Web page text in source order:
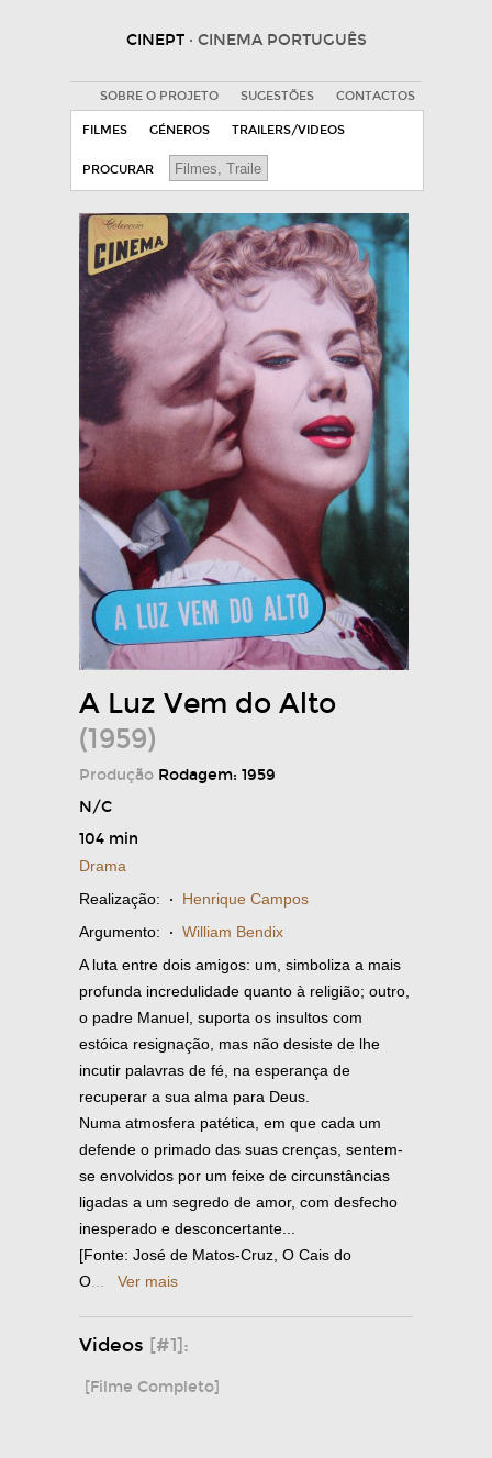
CINEPT · CINEMA PORTUGUÊS
SOBRE O PROJETO SUGESTÕES CONTACTOS
FILMES GÉNEROS TRAILERS/VIDEOS
PROCURAR
A Luz Vem do Alto
(1959)
Produção Rodagem: 1959
N/C
104 min
Drama
Realização: · Henrique Campos
Argumento: · William Bendix
A luta entre dois amigos: um, simboliza a mais
profunda incredulidade quanto à religião; outro,
o padre Manuel, suporta os insultos com
estóica resignação, mas não desiste de lhe
incutir palavras de fé, na esperança de
recuperar a sua alma para Deus.
Numa atmosfera patética, em que cada um
defende o primado das suas crenças, sentem-
se envolvidos por um feixe de circunstâncias
ligadas a um segredo de amor, com desfecho
inesperado e desconcertante...
[Fonte: José de Matos-Cruz, O Cais do
O
Ver mais
Videos [#1]:
[Filme Completo]